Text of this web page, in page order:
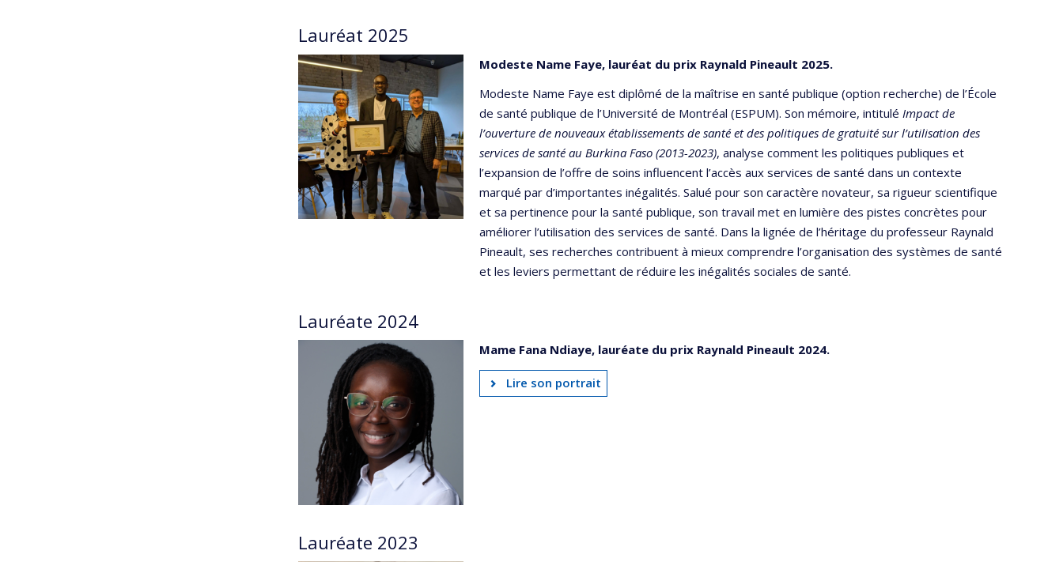
Lauréat 2025
Modeste Name Faye, lauréat du prix Raynald Pineault 2025.
Modeste Name Faye est diplômé de la maîtrise en santé publique (option recherche) de l’École
de santé publique de l’Université de Montréal (ESPUM). Son mémoire, intitulé Impact de
l’ouverture de nouveaux établissements de santé et des politiques de gratuité sur l’utilisation des
services de santé au Burkina Faso (2013-2023), analyse comment les politiques publiques et
l’expansion de l’offre de soins influencent l’accès aux services de santé dans un contexte
marqué par d’importantes inégalités. Salué pour son caractère novateur, sa rigueur scientifique
et sa pertinence pour la santé publique, son travail met en lumière des pistes concrètes pour
améliorer l’utilisation des services de santé. Dans la lignée de l’héritage du professeur Raynald
Pineault, ses recherches contribuent à mieux comprendre l’organisation des systèmes de santé
et les leviers permettant de réduire les inégalités sociales de santé.
Lauréate 2024
Mame Fana Ndiaye, lauréate du prix Raynald Pineault 2024.
Lire son portrait
Lauréate 2023